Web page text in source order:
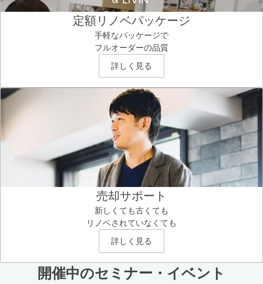
定額リノベパッケージ
手軽なパッケージで
フルオーダーの品質
詳しく見る
売却サポート
新しくても古くても
リノベされていなくても
詳しく見る
開催中のセミナー・イベント